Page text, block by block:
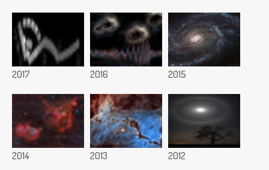
2017 2016 2015
2014 2013 2012